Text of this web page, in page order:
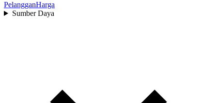
PelangganHarga
Sumber Daya